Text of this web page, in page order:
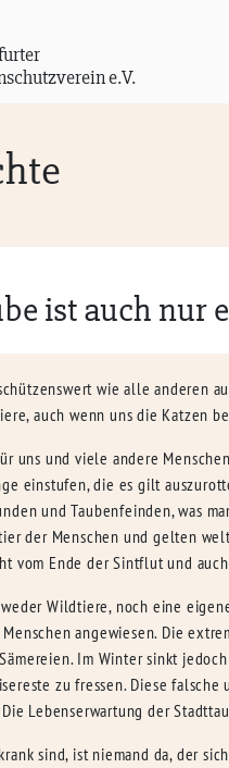
e.V.
ist auch nur
wie alle anderen
auch wenn uns die Katzen
uns und viele andere
einstufen, die es gilt
und Taubenfeinden, was
der Menschen und gelten
vom Ende der Sintflut und
Wildtiere, noch eine
Menschen angewiesen. Die
Im Winter sinkt
zu fressen. Diese
Lebenserwartung der
sind, ist niemand da, der